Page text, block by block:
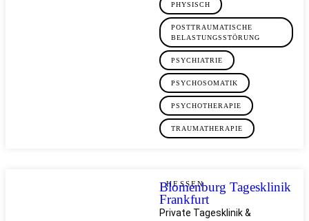
PHYSISCH
POSTTRAUMATISCHE
BELASTUNGSSTÖRUNG
PSYCHIATRIE
PSYCHOSOMATIK
PSYCHOTHERAPIE
TRAUMATHERAPIE
HESSEN
Blomenburg Tagesklinik
Frankfurt
Private Tagesklinik &